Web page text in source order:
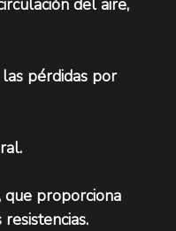
del aire,
pérdidas por
que proporciona